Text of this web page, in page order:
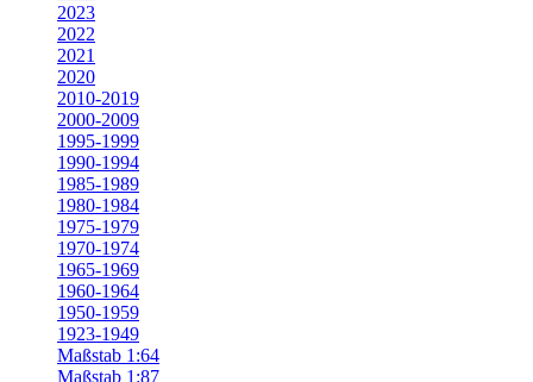
2023
2022
2021
2020
2010-2019
2000-2009
1995-1999
1990-1994
1985-1989
1980-1984
1975-1979
1970-1974
1965-1969
1960-1964
1950-1959
1923-1949
Maßstab 1:64
Maßstab 1:87